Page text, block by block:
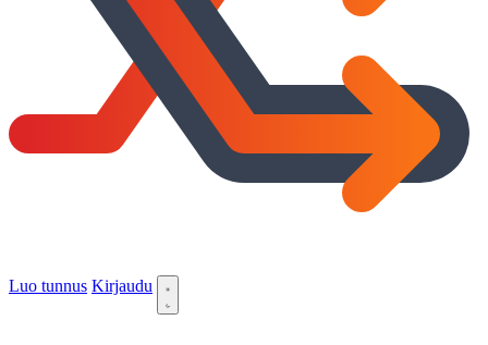
Luo tunnus Kirjaudu